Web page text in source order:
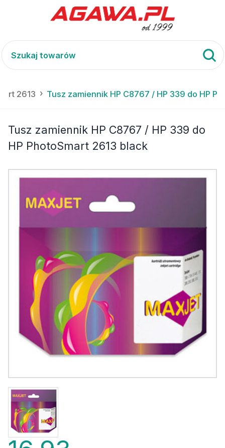
2613 Tusz zamiennik HP C8767 / HP 339 do HP
Tusz zamiennik HP C8767 / HP 339 do
HP PhotoSmart 2613 black